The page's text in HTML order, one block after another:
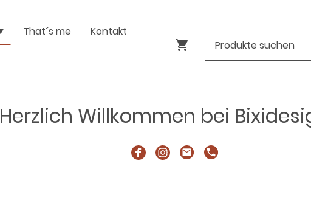
That´s me
Kontakt
Herzlich Willkommen bei